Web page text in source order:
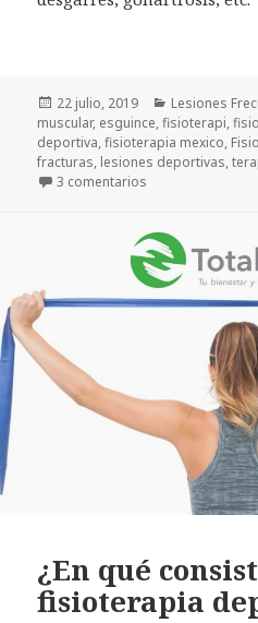
Publicado
el
22 julio, 2019 Categorías
Lesiones
muscular, esguince,fisioterapi,
deportiva,fisioterapia mexico,
fracturas, lesiones deportivas,
3 comentarios
¿En qué
fisioterapia